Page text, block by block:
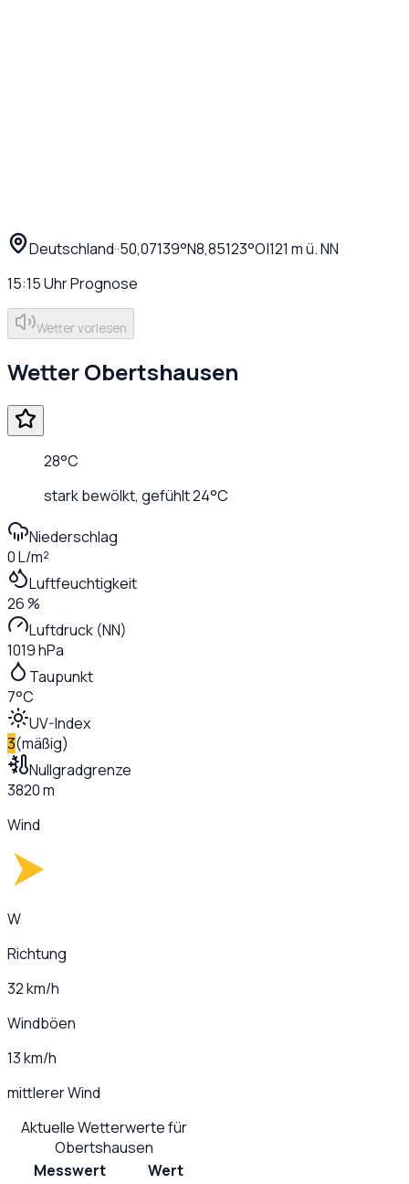
Deutschland··50,07139°N8,85123°O|121 m ü. NN
15:15UhrPrognose
Wetter vorlesen
WetterObertshausen
28°C
stark bewölkt, gefühlt24°C
Niederschlag
0 L/m²
Luftfeuchtigkeit
26 %
Luftdruck (NN)
1019 hPa
Taupunkt
7°C
UV-Index
3(mäßig)
Nullgradgrenze
3820 m
Wind
W
Richtung
32 km/h
Windböen
13 km/h
mittlerer Wind
Aktuelle Wetterwerte für
Obertshausen
Messwert
Wert